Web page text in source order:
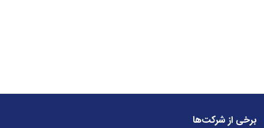
برخی از شرکت‌ها